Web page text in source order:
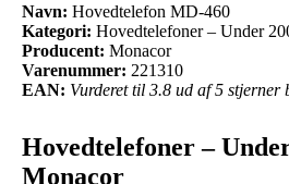
Navn: Hovedtelefon MD-460
Kategori: Hovedtelefoner – Under
Producent: Monacor
Varenummer: 221310
EAN: Vurderet til 3.8 ud af 5 stjerner
Hovedtelefoner –
Monacor